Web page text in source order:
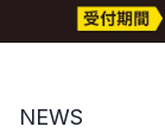
NEWS